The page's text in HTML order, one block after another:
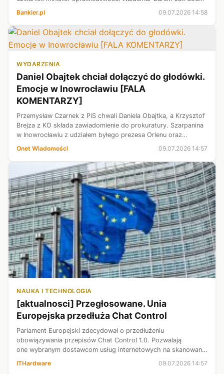
bardziej, niż...
Bankier.pl 09.07.2026 14:58
WYDARZENIA
Daniel Obajtek chciał dołączyć do głodówki.
Emocje w Inowrocławiu [FALA
KOMENTARZY]
Przemysław Czarnek z PiS chwali Daniela Obajtka, a Krzysztof
Brejza z KO składa zawiadomienie do prokuratury. Szarpanina
w Inowrocławiu z udziałem byłego prezesa Orlenu oraz
obecnego szefa jednej ze spółek Orlenu rozgrzała polityków
Onet Wiadomości 09.07.2026 14:57
NAUKA I TECHNOLOGIA
[aktualnosci] Przegłosowane. Unia
Europejska przedłuża Chat Control
Parlament Europejski zdecydował o przedłużeniu
obowiązywania przepisów Chat Control 1.0. Pozwalają
one wybranym dostawcom usług internetowych na skanowanie
niezaszyfrowanych prywatnych wiadomości w poszukiwaniu
ITHardware 09.07.2026 14:57